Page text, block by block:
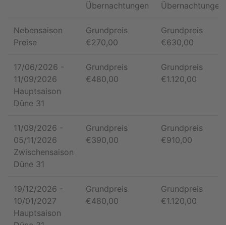
Übernachtungen
Übernachtungen
Nebensaison
Preise
Grundpreis
€270,00
Grundpreis
€630,00
17/06/2026 -
11/09/2026
Hauptsaison
Düne 31
Grundpreis
€480,00
Grundpreis
€1.120,00
11/09/2026 -
05/11/2026
Zwischensaison
Düne 31
Grundpreis
€390,00
Grundpreis
€910,00
19/12/2026 -
10/01/2027
Hauptsaison
Grundpreis
€480,00
Grundpreis
€1.120,00